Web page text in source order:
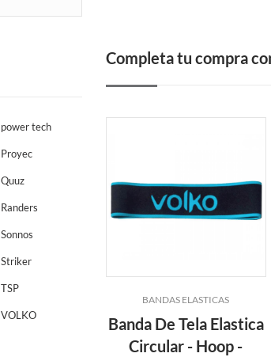
power tech
Proyec
Quuz
Randers
Sonnos
Striker
TSP
VOLKO
Completa tu compra
BANDAS ELASTICAS
Banda De Tela Elastica
Circular - Hoop -